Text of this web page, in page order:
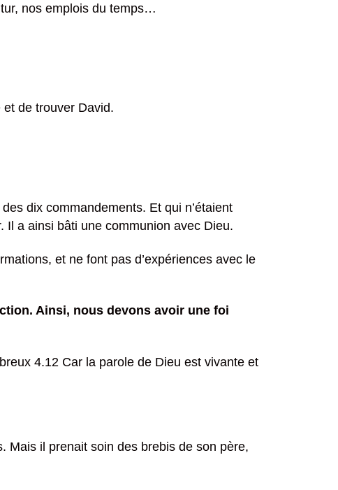
nos emplois du temps…
et de trouver David.
dix commandements. Et qui n’étaient
Il a ainsi bâti une communion avec Dieu.
et ne font pas d’expériences avec le
Ainsi, nous devons avoir une foi
4.12 Car la parole de Dieu est vivante et
Mais il prenait soin des brebis de son père,